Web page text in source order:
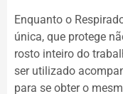
Enquanto o
única, que protege
rosto inteiro do
ser utilizado
para se obter o